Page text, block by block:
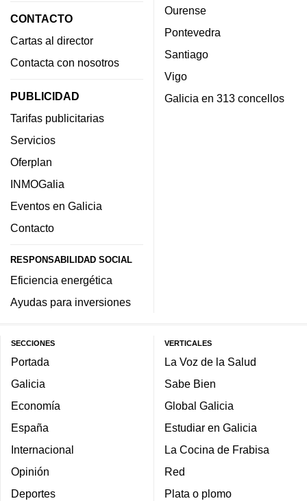
CONTACTO
Cartas al director
Contacta con nosotros
PUBLICIDAD
Tarifas publicitarias
Servicios
Oferplan
INMOGalia
Eventos en Galicia
Contacto
RESPONSABILIDAD SOCIAL
Eficiencia energética
Ayudas para inversiones
Ourense
Pontevedra
Santiago
Vigo
Galicia en 313 concellos
SECCIONES
Portada
Galicia
Economía
España
Internacional
Opinión
Deportes
VERTICALES
La Voz de la Salud
Sabe Bien
Global Galicia
Estudiar en Galicia
La Cocina de Frabisa
Red
Plata o plomo